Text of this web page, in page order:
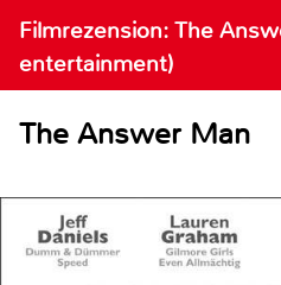
Filmrezension: The
entertainment)
The Answer Man